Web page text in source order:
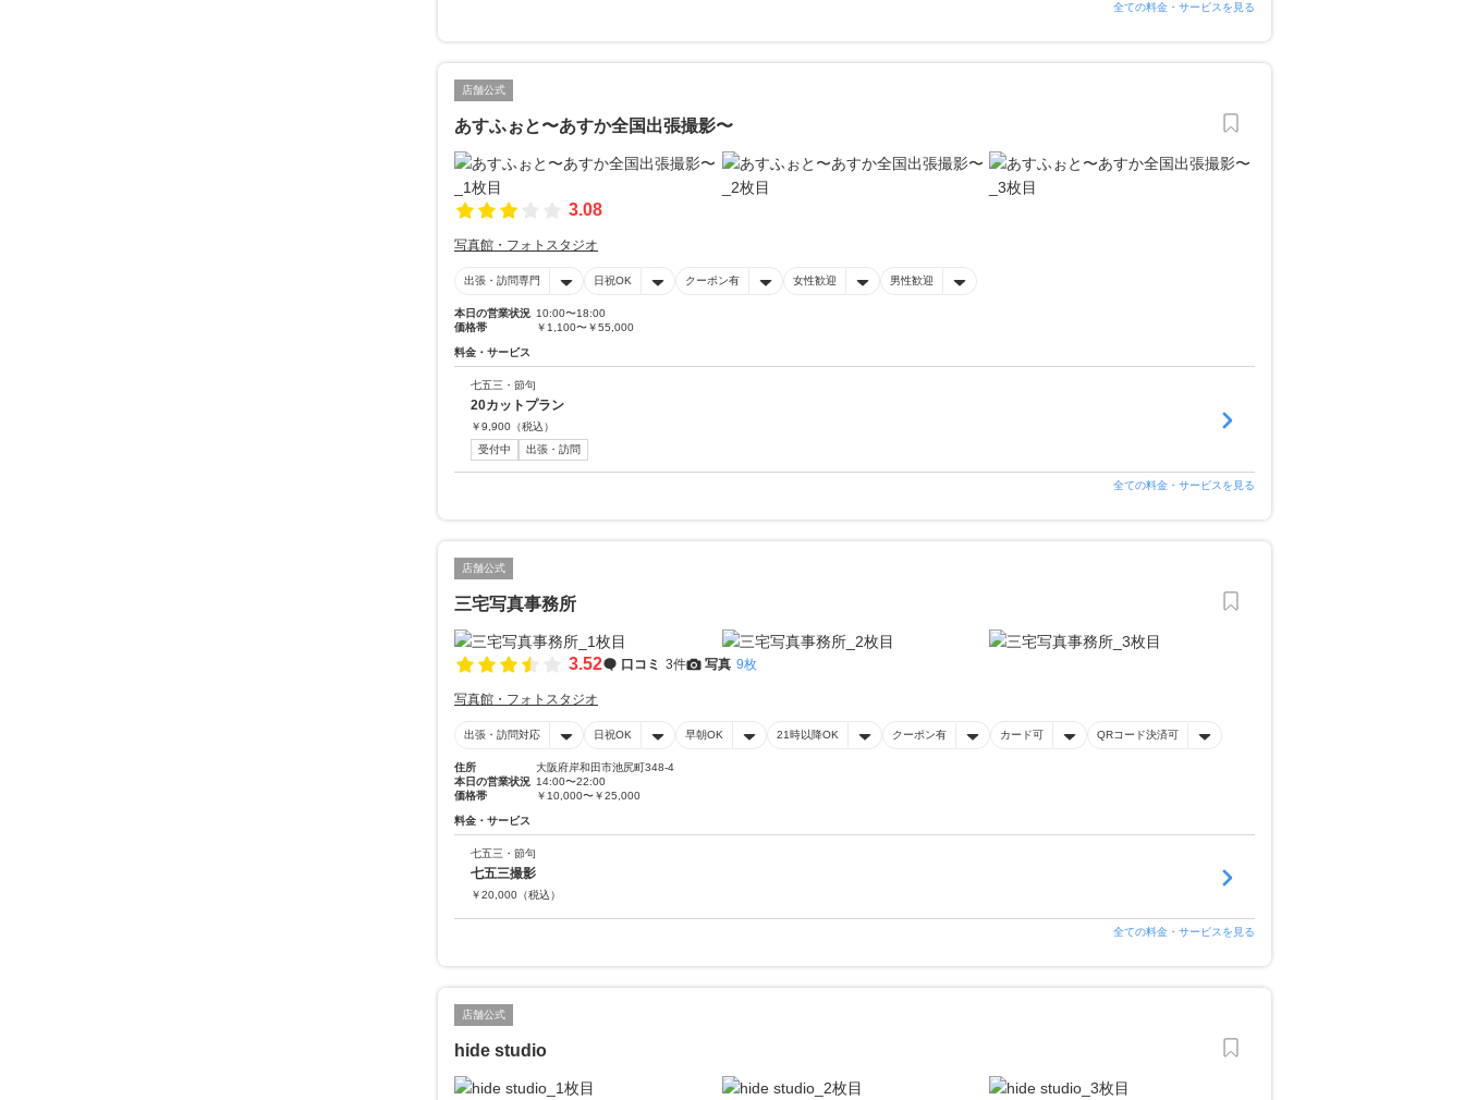
全ての料金・サービスを見る
店舗公式
あすふぉと〜あすか全国出張撮影〜
3.08
写真館・フォトスタジオ
出張・訪問専門 日祝OK クーポン有 女性歓迎 男性歓迎
本日の営業状況 10:00〜18:00
価格帯
￥1,100〜￥55,000
料金・サービス
七五三・節句
20カットプラン
￥9,900 （税込）
受付中
出張・訪問
全ての料金・サービスを見る
店舗公式
三宅写真事務所
3.52 口コミ 3件 写真 9枚
写真館・フォトスタジオ
出張・訪問対応 日祝OK 早朝OK 21時以降OK クーポン有 カード可 QRコード決済可
住所
大阪府岸和田市池尻町348-4
本日の営業状況 14:00〜22:00
価格帯
￥10,000〜￥25,000
料金・サービス
七五三・節句
七五三撮影
￥20,000 （税込）
全ての料金・サービスを見る
店舗公式
hide studio